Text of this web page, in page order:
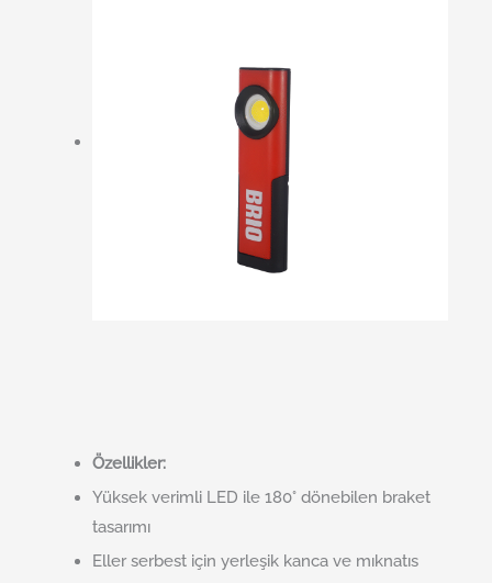
Özellikler:
Yüksek verimli LED ile 180° dönebilen braket
tasarımı
Eller serbest için yerleşik kanca ve mıknatıs